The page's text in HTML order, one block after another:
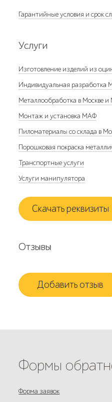
Гарантийные условия и срок
Услуги
Изготовление изделий из
Индивидуальная разработка
Металлообработка в Москве и
Монтаж и установка МАФ
Пиломатериалы со склада в
Порошковая покраска
Транспортные услуги
Услуги манипулятора
Скачать реквизиты
Отзывы
Добавить отзыв
Формы
Форма заявок